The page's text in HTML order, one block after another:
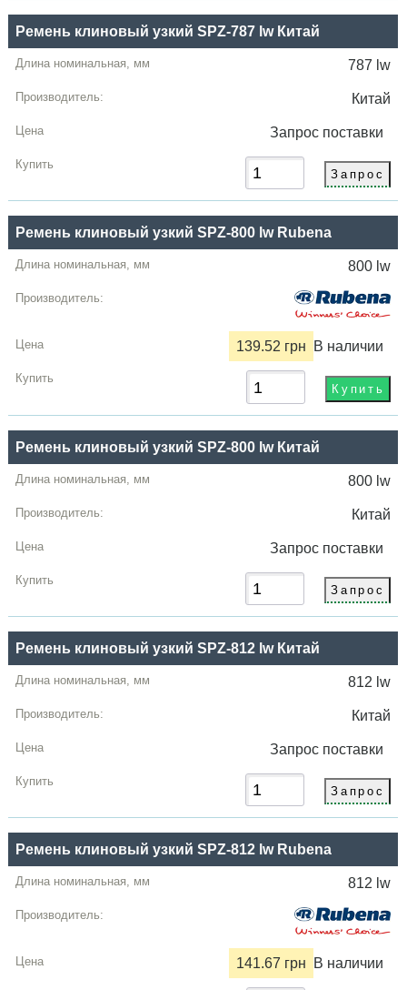
Ремень клиновый узкий SPZ-787 lw Китай
787 lw
Китай
Запрос поставки
Ремень клиновый узкий SPZ-800 lw Rubena
800 lw
139.52 грн В наличии
Ремень клиновый узкий SPZ-800 lw Китай
800 lw
Китай
Запрос поставки
Ремень клиновый узкий SPZ-812 lw Китай
812 lw
Китай
Запрос поставки
Ремень клиновый узкий SPZ-812 lw Rubena
812 lw
141.67 грн В наличии